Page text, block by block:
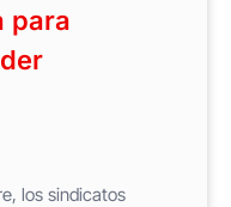
para
los sindicatos